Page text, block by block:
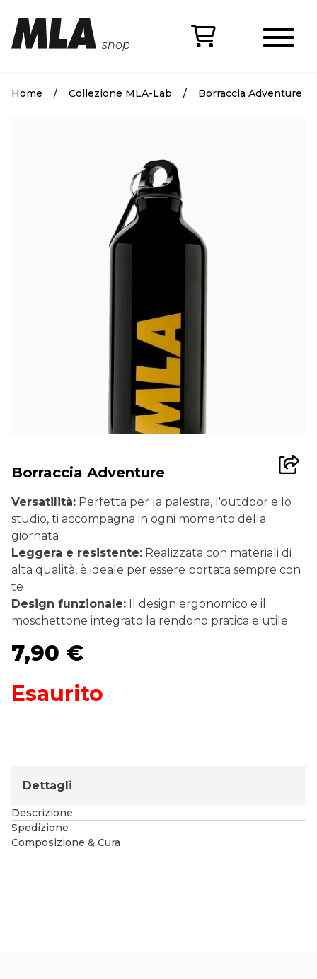
Apri
Home / Collezione MLA-Lab / Borraccia Adventure
Borraccia Adventure
Versatilità: Perfetta per la palestra, l'outdoor e lo
studio, ti accompagna in ogni momento della
giornata
Leggera e resistente: Realizzata con materiali di
alta qualità, è ideale per essere portata sempre con
te
Design funzionale: Il design ergonomico e il
moschettone integrato la rendono pratica e utile
7,90 €
Esaurito
Dettagli
Descrizione
Spedizione
Composizione & Cura